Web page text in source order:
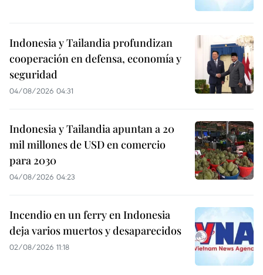
Indonesia y Tailandia profundizan
cooperación en defensa, economía y
seguridad
04/08/2026 04:31
Indonesia y Tailandia apuntan a 20
mil millones de USD en comercio
para 2030
04/08/2026 04:23
Incendio en un ferry en Indonesia
deja varios muertos y desaparecidos
02/08/2026 11:18